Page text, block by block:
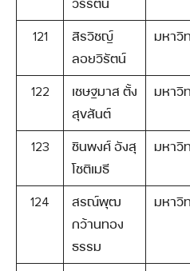
วรรัตน์
121
สิรวิชญ์
ลอยวิรัตน์
มหาวิ
122
เชษฐมาส ตั้ง
สุขสันต์
มหาวิ
123
ชินพงศ์ อังสุ
โชติเมธี
มหาวิ
124
สรณ์พุฒ
กว้านทอง
ธรรม
มหาวิ